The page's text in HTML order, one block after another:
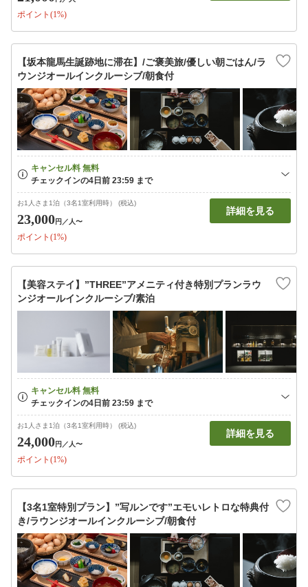
ポイント(1%)
【坂本龍馬生誕跡地に滞在】/ご褒美旅/優しい朝ごはん/ラ
ウンジオールインクルーシブ/朝食付
お1人さま1泊（3名1室利用時） (税込)
23,000円 ／人〜
ポイント(1%)
詳細を見る
【美容ステイ】”THREE”アメニティ付き特別プランラウ
ンジオールインクルーシブ/素泊
お1人さま1泊（3名1室利用時） (税込)
24,000円 ／人〜
ポイント(1%)
詳細を見る
【3名1室特別プラン】”写ルンです”エモいレトロな特典付
き/ラウンジオールインクルーシブ/朝食付